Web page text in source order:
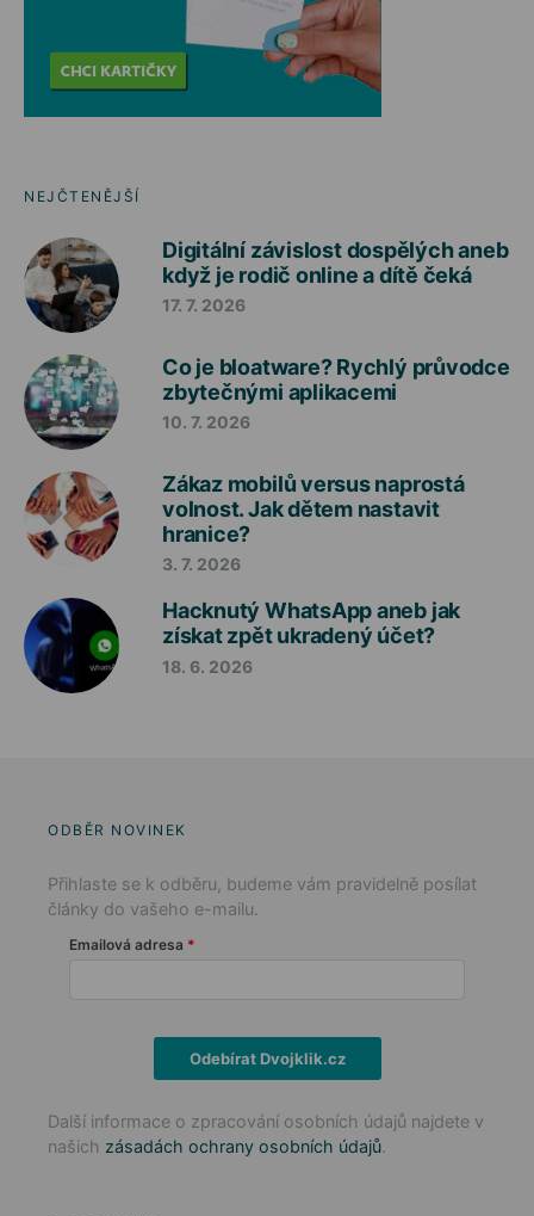
NEJČTENĚJŠÍ
Digitální závislost dospělých aneb
když je rodič online a dítě čeká
17. 7. 2026
Co je bloatware? Rychlý průvodce
zbytečnými aplikacemi
10. 7. 2026
Zákaz mobilů versus naprostá
volnost. Jak dětem nastavit
hranice?
3. 7. 2026
Hacknutý WhatsApp aneb jak
získat zpět ukradený účet?
18. 6. 2026
ODBĚR NOVINEK
Přihlaste se k odběru, budeme vám pravidelně posílat
články do vašeho e-mailu.
Emailová adresa
Odebírat Dvojklik.cz
Další informace o zpracování osobních údajů najdete v
našich zásadách ochrany osobních údajů.